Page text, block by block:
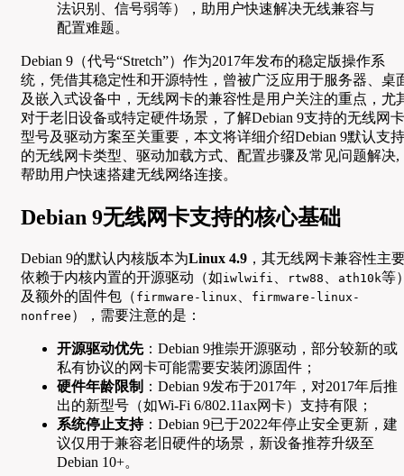
法识别、信号弱等），助用户快速解决无线兼容与
配置难题。
Debian 9（代号“Stretch”）作为2017年发布的稳定版操作系
统，凭借其稳定性和开源特性，曾被广泛应用于服务器、桌
及嵌入式设备中，无线网卡的兼容性是用户关注的重点，尤
对于老旧设备或特定硬件场景，了解Debian 9支持的无线网卡
型号及驱动方案至关重要，本文将详细介绍Debian 9默认支持
的无线网卡类型、驱动加载方式、配置步骤及常见问题解决,
帮助用户快速搭建无线网络连接。
Debian 9无线网卡支持的核心基础
Debian 9的默认内核版本为Linux 4.9 ，其无线网卡兼容性主
依赖于内核内置的开源驱动（如iwlwifi rtw88 ath10k等
及额外的固件包（ firmware-linux
firmware-linux-
nonfree ），需要注意的是：
开源驱动优先：Debian 9推崇开源驱动，部分较新的或
私有协议的网卡可能需要安装闭源固件；
硬件年龄限制 ：Debian 9发布于2017年，对2017年后推
出的新型号（如Wi-Fi 6/802.11ax网卡）支持有限；
系统停止支持：Debian 9已于2022年停止安全更新，建
议仅用于兼容老旧硬件的场景，新设备推荐升级至
Debian 10+。